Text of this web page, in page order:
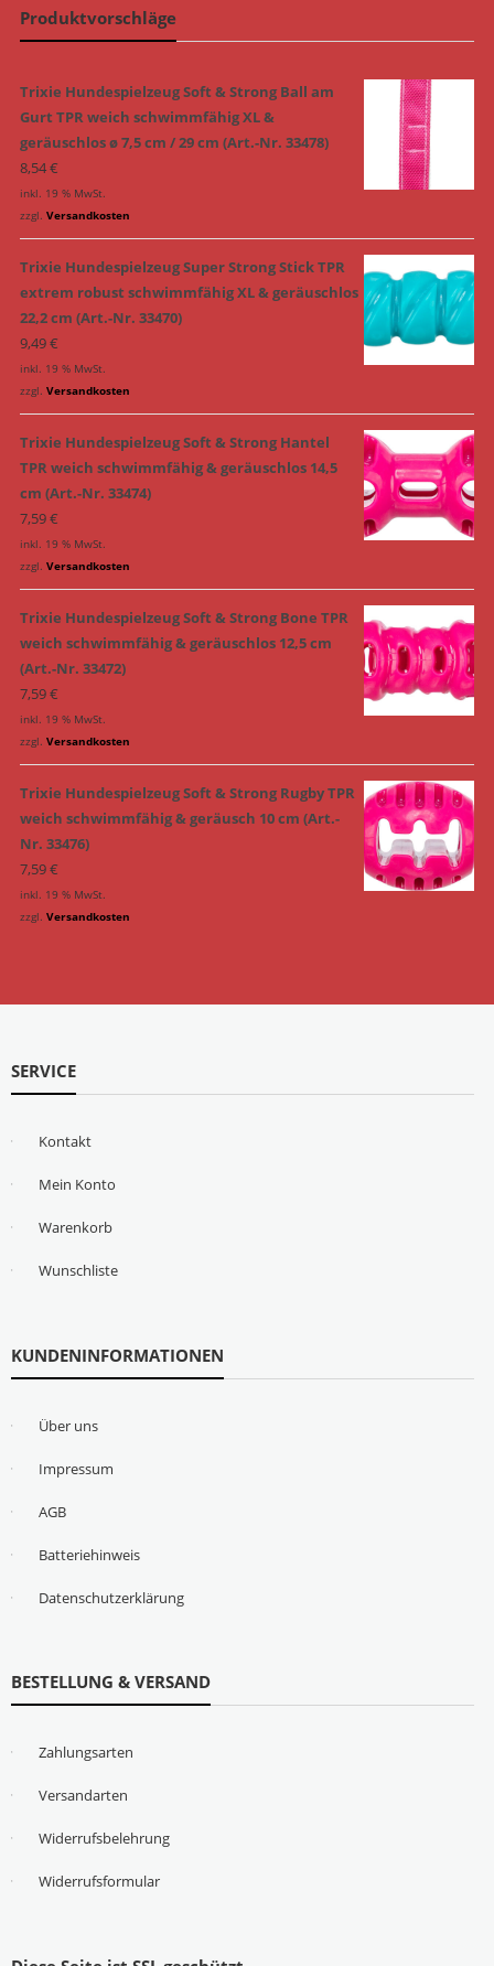
Produktvorschläge
Trixie Hundespielzeug Soft & Strong Ball am
Gurt TPR weich schwimmfähig XL &
geräuschlos ø 7,5 cm / 29 cm (Art.-Nr. 33478)
8,54€
inkl. 19 % MwSt.
zzgl. Versandkosten
Trixie Hundespielzeug Super Strong Stick TPR
extrem robust schwimmfähig XL & geräuschlos
22,2 cm (Art.-Nr. 33470)
9,49€
inkl. 19 % MwSt.
zzgl. Versandkosten
Trixie Hundespielzeug Soft & Strong Hantel
TPR weich schwimmfähig & geräuschlos 14,5
cm (Art.-Nr. 33474)
7,59€
inkl. 19 % MwSt.
zzgl. Versandkosten
Trixie Hundespielzeug Soft & Strong Bone TPR
weich schwimmfähig & geräuschlos 12,5 cm
(Art.-Nr. 33472)
7,59€
inkl. 19 % MwSt.
zzgl. Versandkosten
Trixie Hundespielzeug Soft & Strong Rugby TPR
weich schwimmfähig & geräusch 10 cm (Art.-
Nr. 33476)
7,59€
inkl. 19 % MwSt.
zzgl. Versandkosten
SERVICE
Kontakt
Mein Konto
Warenkorb
Wunschliste
KUNDENINFORMATIONEN
Über uns
Impressum
AGB
Batteriehinweis
Datenschutzerklärung
BESTELLUNG & VERSAND
Zahlungsarten
Versandarten
Widerrufsbelehrung
Widerrufsformular